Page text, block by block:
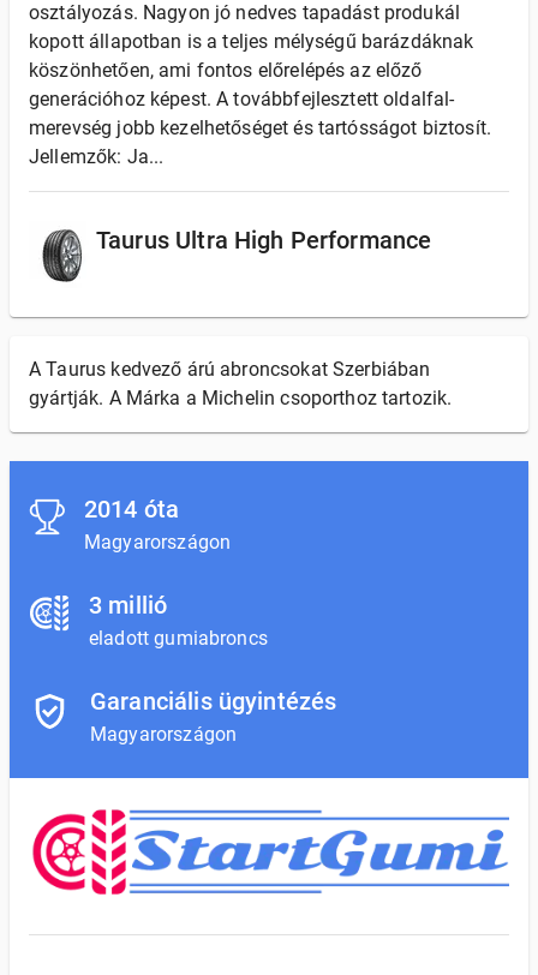
osztályozás. Nagyon jó nedves tapadást produkál
kopott állapotban is a teljes mélységű barázdáknak
köszönhetően, ami fontos előrelépés az előző
generációhoz képest. A továbbfejlesztett oldalfal-
merevség jobb kezelhetőséget és tartósságot biztosít.
Jellemzők: Ja...
Taurus Ultra High Performance
A Taurus kedvező árú abroncsokat Szerbiában
gyártják. A Márka a Michelin csoporthoz tartozik.
2014 óta
Magyarországon
3 millió
eladott gumiabroncs
Garanciális ügyintézés
Magyarországon